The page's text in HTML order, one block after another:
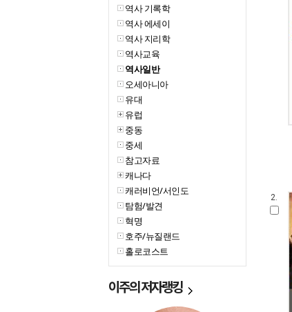
역사 기록학
역사 에세이
역사 지리학
역사교육
역사일반
오세아니아
유대
유럽
중동
중세
참고자료
캐나다
캐러비언/서인도
탐험/발견
혁명
호주/뉴질랜드
홀로코스트
이주의저자랭킹
2.